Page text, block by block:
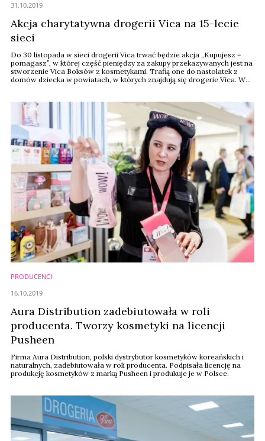
Akcja charytatywna drogerii Vica na 15-lecie
sieci
Do 30 listopada w sieci drogerii Vica trwać będzie akcja „Kupujesz =
pomagasz”, w której część pieniędzy za zakupy przekazywanych jest na
stworzenie Vica Boksów z kosmetykami. Trafią one do nastolatek z
domów dziecka w powiatach, w których znajdują się drogerie Vica. W
31.10.2019
PRODUCENCI
Aura Distribution zadebiutowała w roli
producenta. Tworzy kosmetyki na licencji
Pusheen
Firma Aura Distribution, polski dystrybutor kosmetyków koreańskich i
naturalnych, zadebiutowała w roli producenta. Podpisała licencję na
produkcję kosmetyków z marką Pusheen i produkuje je w Polsce.
16.10.2019